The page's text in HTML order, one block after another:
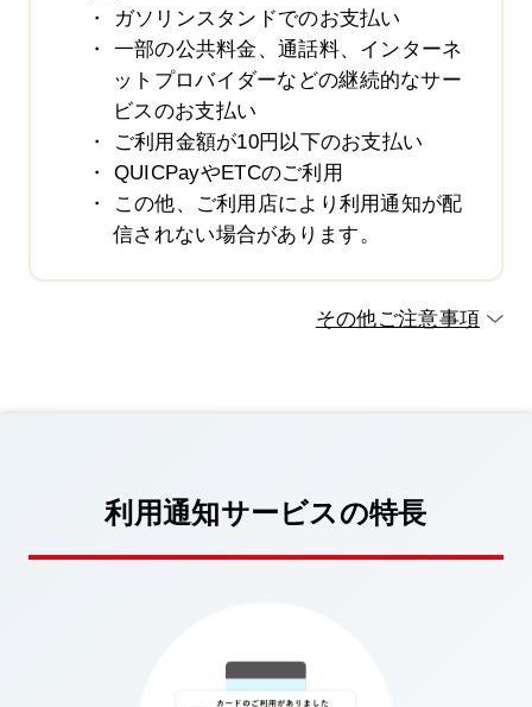
ガソリンスタンドでのお支払い
一部の公共料金、通話料、インターネ
ットプロバイダーなどの継続的なサー
ビスのお支払い
ご利用金額が10円以下のお支払い
QUICPayやETCのご利用
この他、ご利用店により利用通知が配
信されない場合があります。
その他ご注意事項
利用通知サービスの特長